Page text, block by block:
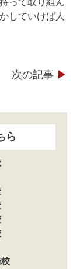
していけば人
次の記事 ▶︎
ら